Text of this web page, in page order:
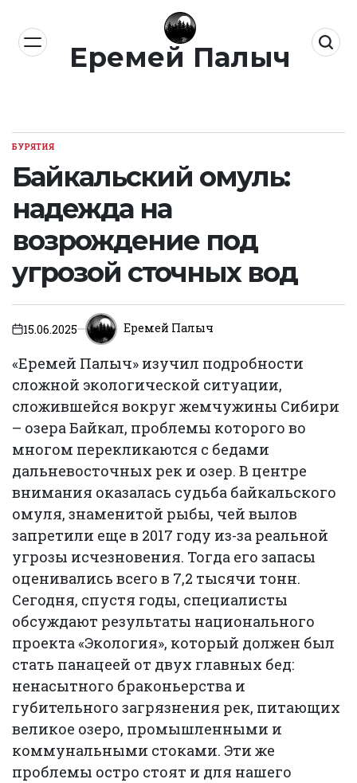
содержимомуЕремей Палыч
ОПУБЛИКОВАНО
БУРЯТИЯ
Байкальский омуль:
надежда на
возрождение под
угрозой сточных вод
on15.06.2025 Еремей Палыч
«Еремей Палыч» изучил подробности
сложной экологической ситуации,
сложившейся вокруг жемчужины Сибири
– озера Байкал, проблемы которого во
многом перекликаются с бедами
дальневосточных рек и озер. В центре
внимания оказалась судьба байкальского
омуля, знаменитой рыбы, чей вылов
запретили еще в 2017 году из-за реальной
угрозы исчезновения. Тогда его запасы
оценивались всего в 7,2 тысячи тонн.
Сегодня, спустя годы, специалисты
обсуждают результаты национального
проекта «Экология», который должен был
стать панацеей от двух главных бед:
ненасытного браконьерства и
губительного загрязнения рек, питающих
великое озеро, промышленными и
коммунальными стоками. Эти же
проблемы остро стоят и для нашего